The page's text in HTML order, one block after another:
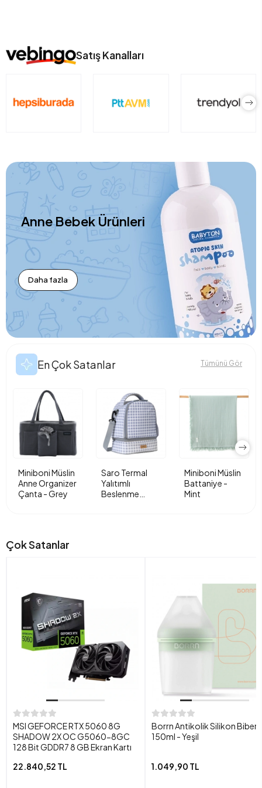
Satış Kanalları
Anne Bebek Ürünleri
Daha fazla
En Çok Satanlar Tümünü Gör
Miniboni Müslin
Anne Organizer
Çanta - Grey
Saro Termal
Yalıtımlı
Beslenme
Miniboni Müslin
Battaniye -
Mint
Çok Satanlar
MSI GEFORCE RTX 5060 8G
SHADOW 2X OC G5060-8GC
128 Bit GDDR7 8 GB Ekran Kartı
22.840,52 TL
Borrn Antikolik Silikon
150ml - Yeşil
1.049,90 TL